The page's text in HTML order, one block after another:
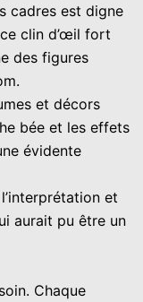
cadres est digne
clin d’œil fort
des figures
et décors
bée et les effets
évidente
et
aurait pu être un
Chaque